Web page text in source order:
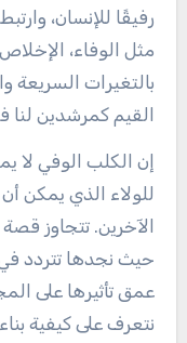
رفيقًا للإنسان،
مثل الوفاء،
بالتغيرات السريعة
القيم كمرشدين لنا
إن الكلب الوفي لا
للولاء الذي يمكن أن
الآخرين. تتجاوز
حيث نجدها تتردد
عمق تأثيرها على
نتعرف على كيفية